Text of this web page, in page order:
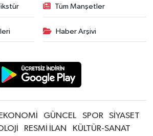
Tüm Manşetler
Haber Arşivi
EKONOMİ GÜNCEL SPOR
SİYASET
RESMİ İLAN KÜLTÜR-SANAT